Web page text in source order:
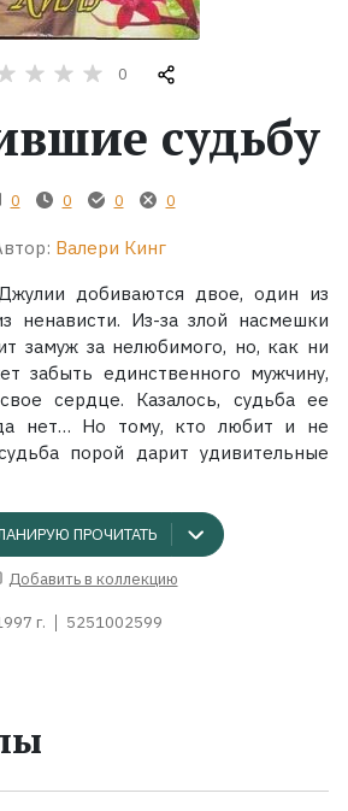
0
судьбу
0 0 0 0
Валери Кинг
добиваются двое, один из
ненависти. Из-за злой насмешки
замуж за нелюбимого, но, как ни
забыть единственного мужчину,
сердце. Казалось, судьба ее
нет… Но тому, кто любит и не
порой дарит удивительные
ПРОЧИТАТЬ
Добавить в коллекцию
г. 5251002599